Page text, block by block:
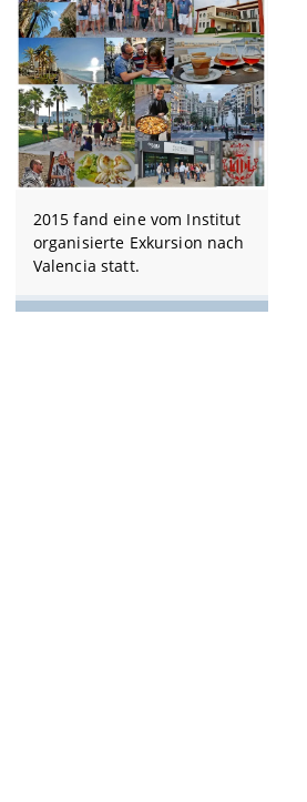
2015 fand eine vom Institut
organisierte Exkursion nach
Valencia statt.